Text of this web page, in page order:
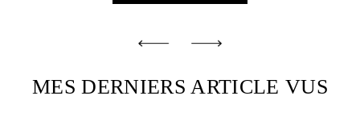
MES DERNIERS ARTICLE VUS